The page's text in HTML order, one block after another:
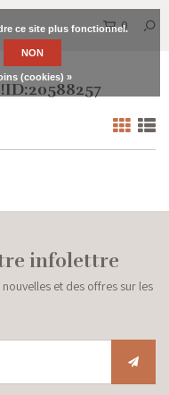
0
infolettre
et des offres sur les
ce site plus fonctionnel.
NON
(cookies) »